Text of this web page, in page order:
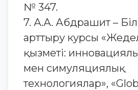
№ 347.
7. А.А. Абдрашит –
арттыру курсы
қызметі:
мен симуляциялық
технологиялар»,